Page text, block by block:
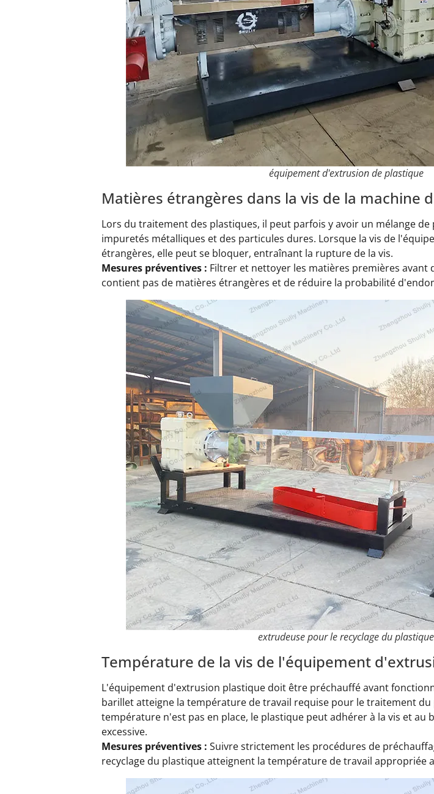
équipement d'extrusion de plastique
Matières étrangères dans la vis de la machine
Lors du traitement des plastiques, il peut parfois y avoir un mélange
impuretés métalliques et des particules dures. Lorsque la vis de
étrangères, elle peut se bloquer, entraînant la rupture de la vis.
Mesures préventives : Filtrer et nettoyer les matières premières
contient pas de matières étrangères et de réduire la probabilité
extrudeuse pour le recyclage du plastique
Température de la vis de l'équipement
L'équipement d'extrusion plastique doit être préchauffé avant
barillet atteigne la température de travail requise pour le traitement
température n'est pas en place, le plastique peut adhérer à la vis et
excessive.
Mesures préventives : Suivre strictement les procédures de
recyclage du plastique atteignent la température de travail appropriée